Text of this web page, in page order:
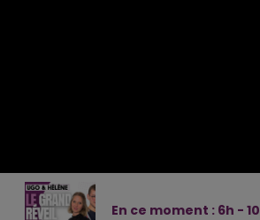
En ce moment : 6h - 10